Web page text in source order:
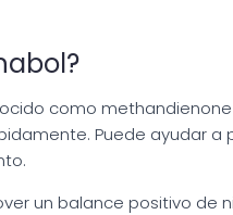
como
Puede ayudar
un balance positivo de